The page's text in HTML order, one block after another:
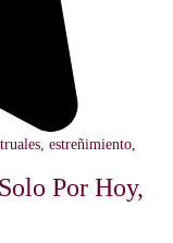
estreñimiento,
Por Hoy,